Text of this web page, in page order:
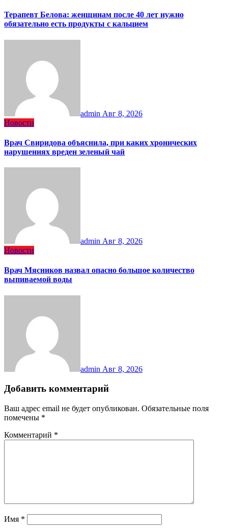
Терапевт Белова: женщинам после 40 лет нужно
обязательно есть продукты с кальцием
admin Авг 8, 2026
Новости
Врач Свиридова объяснила, при каких хронических
нарушениях вреден зеленый чай
admin Авг 8, 2026
Новости
Врач Мясников назвал опасно большое количество
выпиваемой воды
admin Авг 8, 2026
Добавить комментарий
Ваш адрес email не будет опубликован. Обязательные поля
помечены *
Комментарий *
Имя *